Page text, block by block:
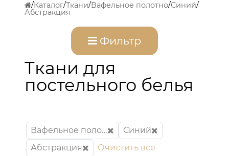
Каталог Ткани Вафельное полотно Синий
Абстракция
Фильтр
Ткани для
постельного белья
Вафельное полотно
Синий
Абстракция
Очистить все